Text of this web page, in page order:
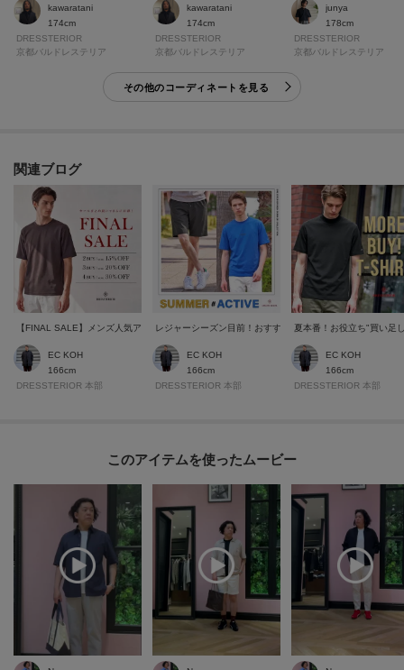
kawaratani
174cm
DRESSTERIOR
京都バルドレステリア
kawaratani
174cm
DRESSTERIOR
京都バルドレステリア
junya
178cm
DRESSTERIOR
京都バルドレステリア
その他のコーディネートを見る
関連ブログ
【FINAL SALE】メンズ人気アイテムが"さらOFF"&"対象アイテム追加"
EC KOH
166cm
DRESSTERIOR 本部
レジャーシーズン目前！おすすめ夏のアクティブアイテム
EC KOH
166cm
DRESSTERIOR 本部
夏本番！お役立ち"買い足
EC KOH
166cm
DRESSTERIOR 本部
このアイテムを使ったムービー